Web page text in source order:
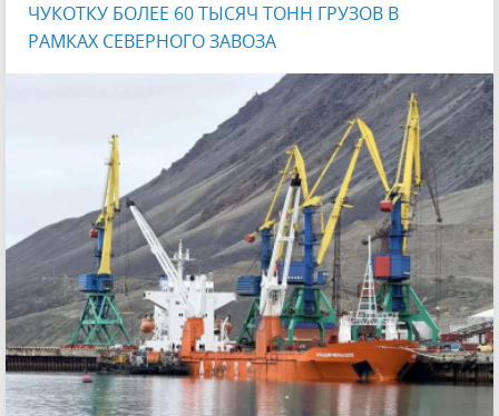
ЧУКОТКУ БОЛЕЕ 60 ТЫСЯЧ ТОНН ГРУЗОВ В
РАМКАХ СЕВЕРНОГО ЗАВОЗА